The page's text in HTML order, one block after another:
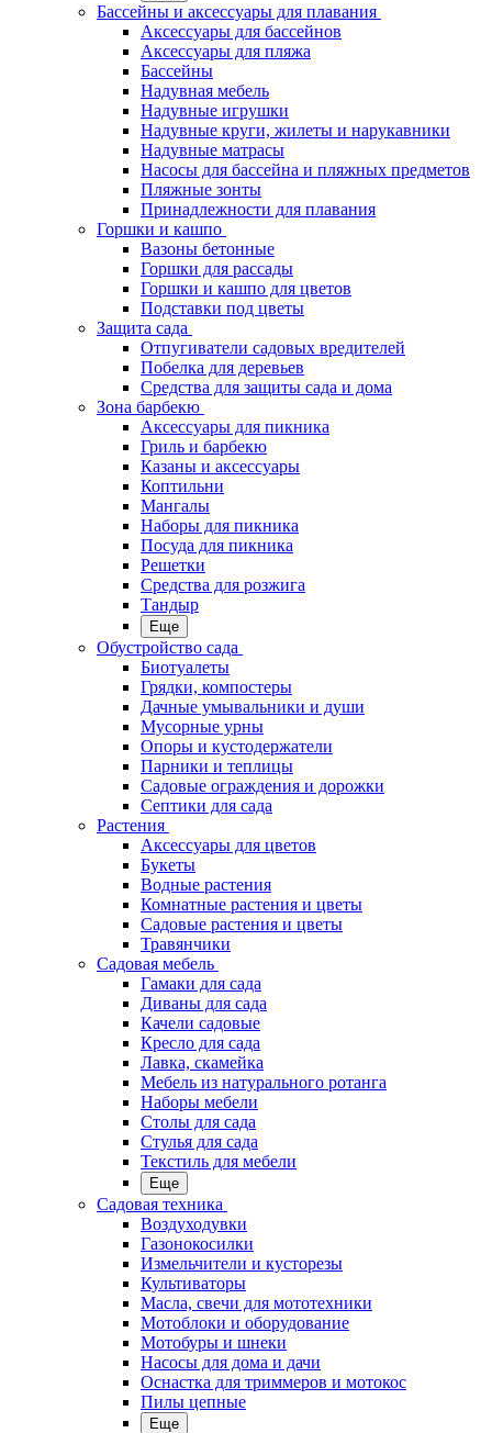
Бассейны и аксессуары для плавания
Аксессуары для бассейнов
Аксессуары для пляжа
Бассейны
Надувная мебель
Надувные игрушки
Надувные круги, жилеты и нарукавники
Надувные матрасы
Насосы для бассейна и пляжных предметов
Пляжные зонты
Принадлежности для плавания
Горшки и кашпо
Вазоны бетонные
Горшки для рассады
Горшки и кашпо для цветов
Подставки под цветы
Защита сада
Отпугиватели садовых вредителей
Побелка для деревьев
Средства для защиты сада и дома
Зона барбекю
Аксессуары для пикника
Гриль и барбекю
Казаны и аксессуары
Коптильни
Мангалы
Наборы для пикника
Посуда для пикника
Решетки
Средства для розжига
Тандыр
Еще
Обустройство сада
Биотуалеты
Грядки, компостеры
Дачные умывальники и души
Мусорные урны
Опоры и кустодержатели
Парники и теплицы
Садовые ограждения и дорожки
Септики для сада
Растения
Аксессуары для цветов
Букеты
Водные растения
Комнатные растения и цветы
Садовые растения и цветы
Травянчики
Садовая мебель
Гамаки для сада
Диваны для сада
Качели садовые
Кресло для сада
Лавка, скамейка
Мебель из натурального ротанга
Наборы мебели
Столы для сада
Стулья для сада
Текстиль для мебели
Еще
Садовая техника
Воздуходувки
Газонокосилки
Измельчители и кусторезы
Культиваторы
Масла, свечи для мототехники
Мотоблоки и оборудование
Мотобуры и шнеки
Насосы для дома и дачи
Оснастка для триммеров и мотокос
Пилы цепные
Еще